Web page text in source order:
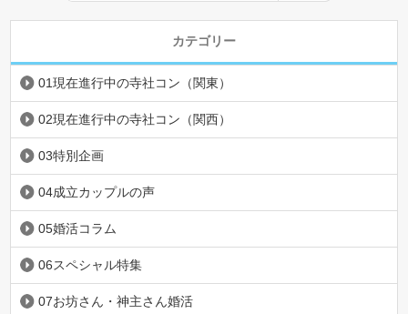
カテゴリー
01現在進行中の寺社コン（関東）
02現在進行中の寺社コン（関西）
03特別企画
04成立カップルの声
05婚活コラム
06スペシャル特集
07お坊さん・神主さん婚活